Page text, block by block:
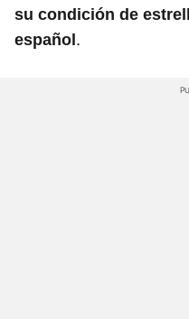
su condición de
español .